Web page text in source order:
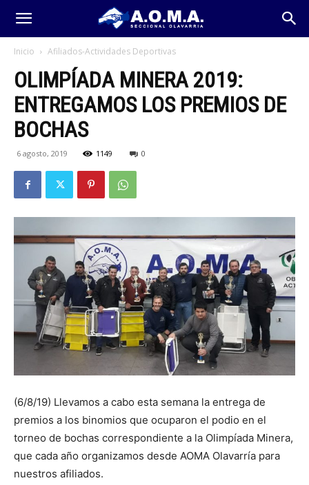
Inicio Afiliados-Actividades Deportivas
OLIMPÍADA MINERA 2019:
ENTREGAMOS LOS PREMIOS DE
BOCHAS
6 agosto, 2019 1149 0
(6/8/19) Llevamos a cabo esta semana la entrega de
premios a los binomios que ocuparon el podio en el
torneo de bochas correspondiente a la Olimpíada Minera,
que cada año organizamos desde AOMA Olavarría para
nuestros afiliados.